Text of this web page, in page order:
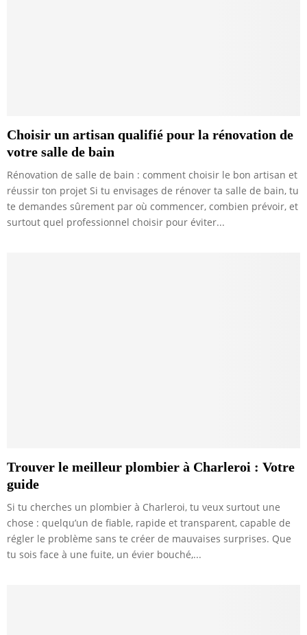
Choisir un artisan qualifié pour la rénovation de
votre salle de bain
Rénovation de salle de bain : comment choisir le bon artisan et
réussir ton projet Si tu envisages de rénover ta salle de bain, tu
te demandes sûrement par où commencer, combien prévoir, et
surtout quel professionnel choisir pour éviter...
Trouver le meilleur plombier à Charleroi : Votre
guide
Si tu cherches un plombier à Charleroi, tu veux surtout une
chose : quelqu’un de fiable, rapide et transparent, capable de
régler le problème sans te créer de mauvaises surprises. Que
tu sois face à une fuite, un évier bouché,...